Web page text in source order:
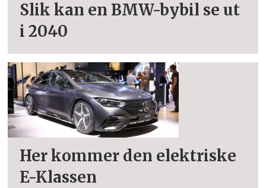
Slik kan en BMW-bybil se ut
i 2040
Her kommer den elektriske
E-Klassen